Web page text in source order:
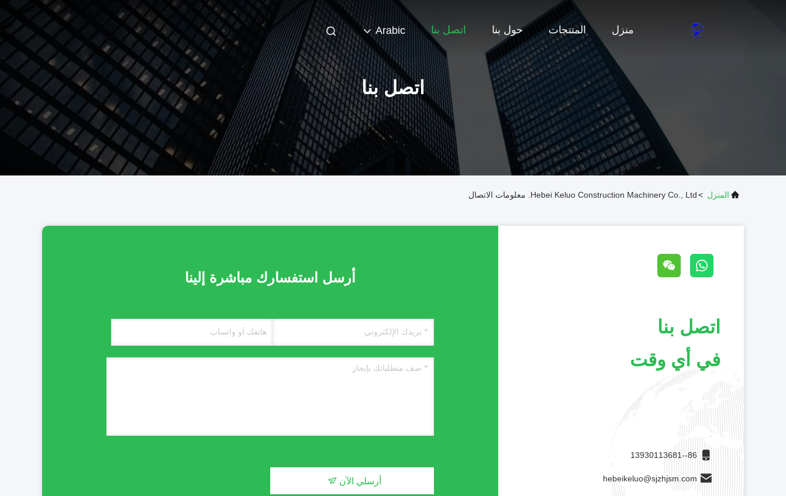
منزل المنتجات حول بنا اتصل بنا Arabic
اتصل بنا
المنزل >Hebei Keluo Construction Machinery Co., Ltd. معلومات الاتصال
اتصل بنا
في أي وقت
86--13930113681
hebeikeluo@sjzhjsm.com
أرسل استفسارك مباشرة إلينا
أرسلي الآن